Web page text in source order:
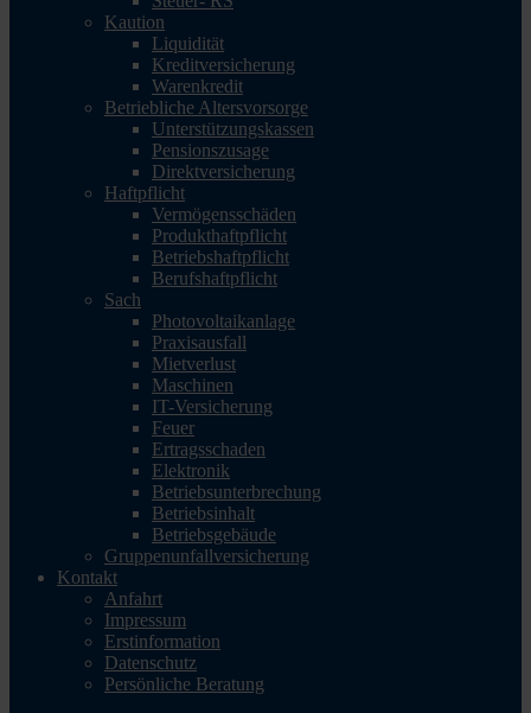
Kaution
Liquidität
Kreditversicherung
Warenkredit
Betriebliche Altersvorsorge
Unterstützungskassen
Pensionszusage
Direktversicherung
Haftpflicht
Vermögensschäden
Produkthaftpflicht
Betriebshaftpflicht
Berufshaftpflicht
Sach
Photovoltaikanlage
Praxisausfall
Mietverlust
Maschinen
IT-Versicherung
Feuer
Ertragsschaden
Elektronik
Betriebsunterbrechung
Betriebsinhalt
Betriebsgebäude
Gruppenunfallversicherung
Kontakt
Anfahrt
Impressum
Erstinformation
Datenschutz
Persönliche Beratung